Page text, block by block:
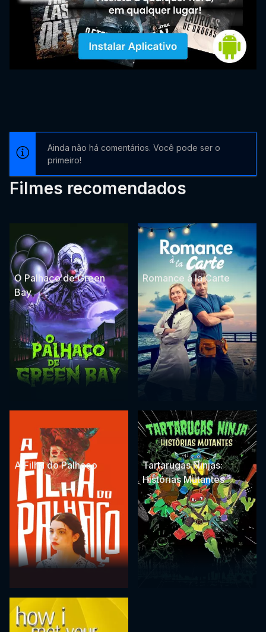
Ainda não há comentários. Você pode ser o
primeiro!
Filmes recomendados
O Palhaço de Green
Bay
Romance à la Carte
A Filha do Palhaço
Tartarugas Ninjas:
Histórias Mutantes